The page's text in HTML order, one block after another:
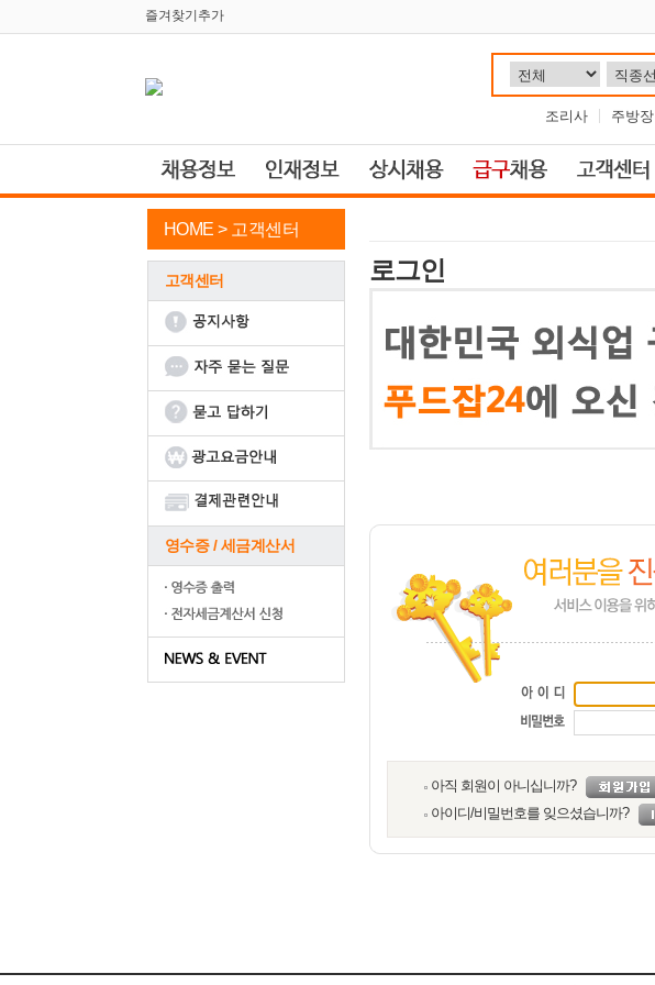
즐겨찾기추가
조리사 주방장
HOME > 고객센터
고객센터
영수증 / 세금계산서
로그인
아직 회원이 아니십니까?
아이디/비밀번호를 잊으셨습니까?